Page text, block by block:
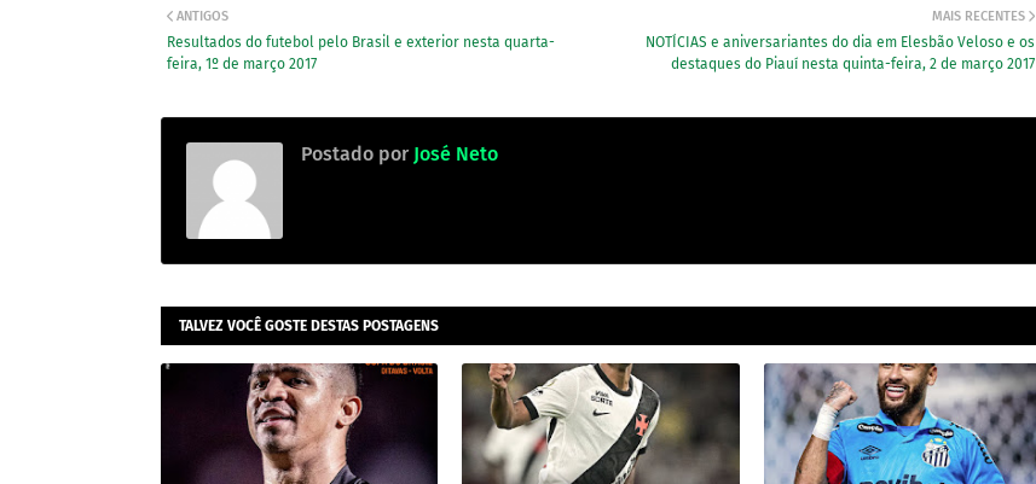
MAIS RECENTES
NOTÍCIAS e aniversariantes do dia em Elesbão Veloso e os
destaques do Piauí nesta quinta-feira, 2 de março 2017
ANTIGOS
Resultados do futebol pelo Brasil e exterior nesta quarta-
feira, 1º de março 2017
Postado por José Neto
TALVEZ VOCÊ GOSTE DESTAS POSTAGENS